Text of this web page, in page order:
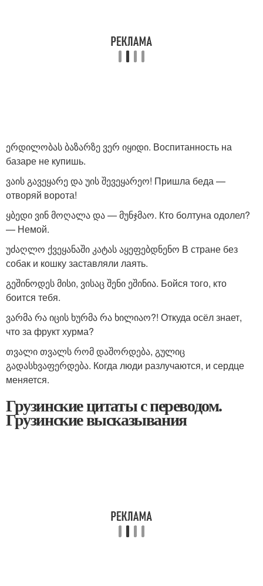
ერდილობას ბაზარზე ვერ იყიდი. Воспитанность на
базаре не купишь.
ვაის გავეყარე და უის შევეყარეო! Пришла беда —
отворяй ворота!
ყბედი ვინ მოღალა და — მუნჯმაო. Кто болтуна одолел?
— Немой.
უძაღლო ქვეყანაში კატას აყეფებდნენო В стране без
собак и кошку заставляли лаять.
გეშინოდეს მისი, ვისაც შენი ეშინია. Бойся того, кто
боится тебя.
ვარმა რა იცის ხურმა რა ხილიაო?! Откуда осёл знает,
что за фрукт хурма?
თვალი თვალს რომ დაშორდება, გულიც
გადასხვაფერდება. Когда люди разлучаются, и сердце
меняется.
Грузинские цитаты с переводом.
Грузинские высказывания